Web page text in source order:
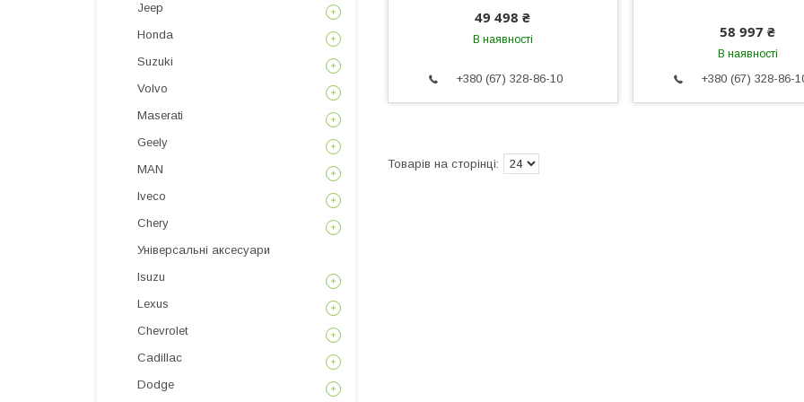
49 498 ₴
В наявності
+380 (67) 328-86-10
58 997 ₴
В наявності
+380 (67) 328-86-
Jeep
Honda
Suzuki
Volvo
Maserati
Geely
MAN
Iveco
Chery
Універсальні аксесуари
Isuzu
Lexus
Chevrolet
Cadillac
Dodge